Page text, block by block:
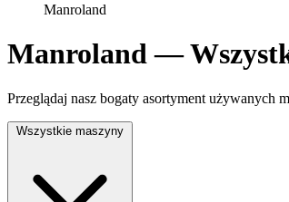
Manroland
Manroland —
Przeglądaj nasz bogaty asortyment
Wszystkie maszyny